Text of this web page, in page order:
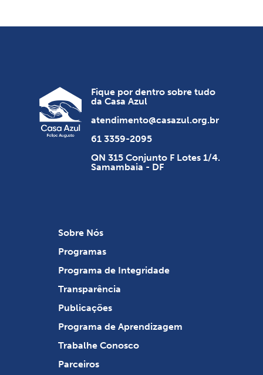
Fique por dentro sobre tudo
da Casa Azul
atendimento@casazul.org.br
61 3359-2095
QN 315 Conjunto F Lotes 1/4.
Samambaia - DF
Sobre Nós
Programas
Programa de Integridade
Transparência
Publicações
Programa de Aprendizagem
Trabalhe Conosco
Parceiros